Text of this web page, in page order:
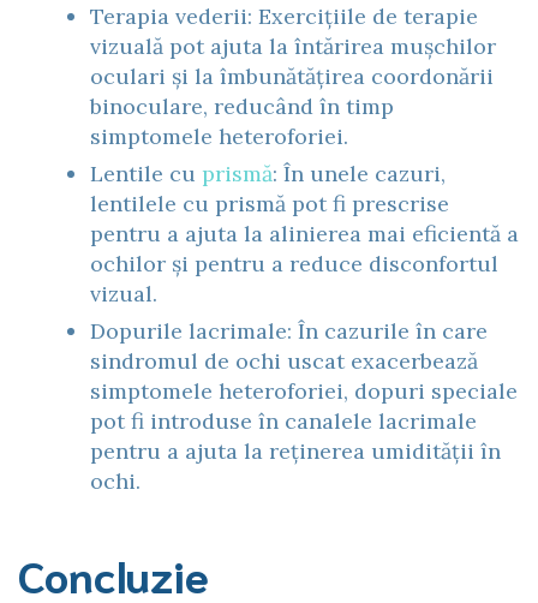
Terapia vederii: Exercițiile de terapie
vizuală pot ajuta la întărirea mușchilor
oculari și la îmbunătățirea coordonării
binoculare, reducând în timp
simptomele heteroforiei.
Lentile cu prismă: În unele cazuri,
lentilele cu prismă pot fi prescrise
pentru a ajuta la alinierea mai eficientă a
ochilor și pentru a reduce disconfortul
vizual.
Dopurile lacrimale: În cazurile în care
sindromul de ochi uscat exacerbează
simptomele heteroforiei, dopuri speciale
pot fi introduse în canalele lacrimale
pentru a ajuta la reținerea umidității în
ochi.
Concluzie